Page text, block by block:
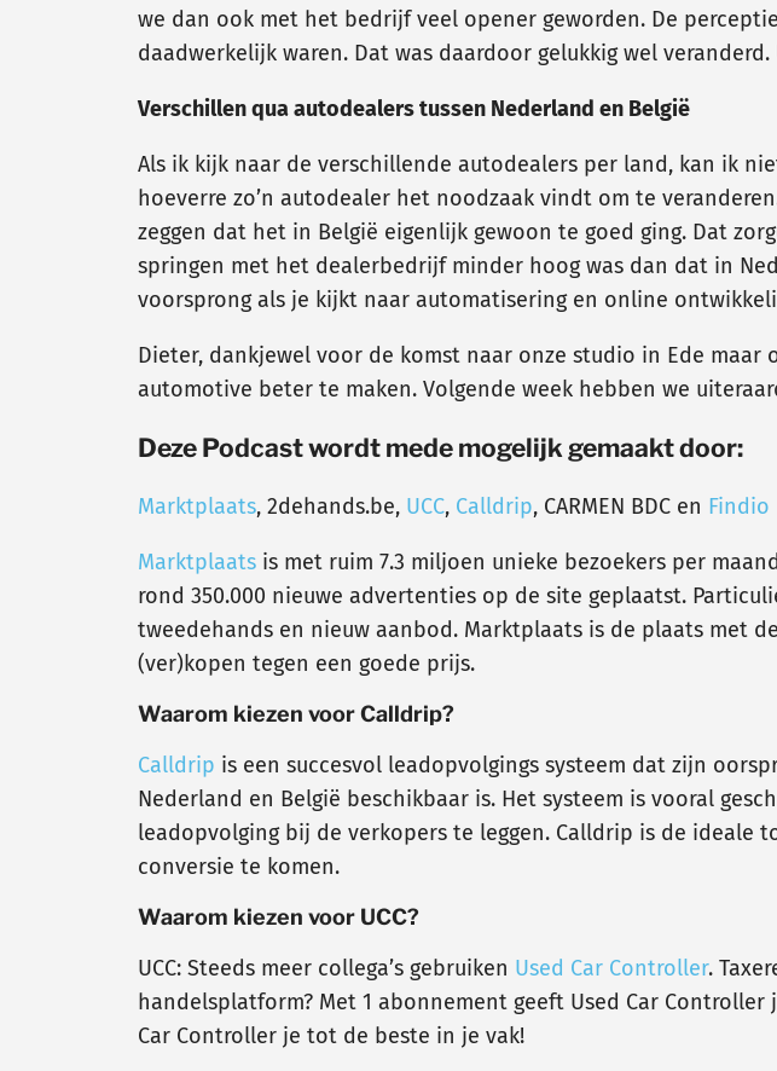
we dan ook met het bedrijf veel opener geworden. De
daadwerkelijk waren. Dat was daardoor gelukkig wel
Verschillen qua autodealers tussen Nederland en België
Als ik kijk naar de verschillende autodealers per land, kan ik
hoeverre zo’n autodealer het noodzaak vindt om te
zeggen dat het in België eigenlijk gewoon te goed ging. Dat
springen met het dealerbedrijf minder hoog was dan dat in
voorsprong als je kijkt naar automatisering en online
Dieter, dankjewel voor de komst naar onze studio in Ede
automotive beter te maken. Volgende week hebben we
Deze Podcast wordt mede mogelijk gemaakt door:
Marktplaats, 2dehands.be, UCC, Calldrip, CARMEN BDC en Findio
Marktplaats is met ruim 7.3 miljoen unieke bezoekers per
rond 350.000 nieuwe advertenties op de site geplaatst.
tweedehands en nieuw aanbod. Marktplaats is de plaats met
(ver)kopen tegen een goede prijs.
Waarom kiezen voor Calldrip?
Calldrip is een succesvol leadopvolgings systeem dat zijn
Nederland en België beschikbaar is. Het systeem is vooral
leadopvolging bij de verkopers te leggen. Calldrip is de
conversie te komen.
Waarom kiezen voor UCC?
UCC: Steeds meer collega’s gebruiken Used Car Controller.
handelsplatform? Met 1 abonnement geeft Used Car
Car Controller je tot de beste in je vak!